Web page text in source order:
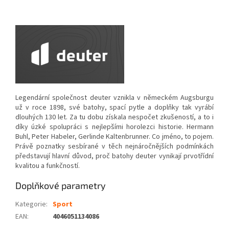
Legendární společnost deuter vznikla v německém Augsburgu
už v roce 1898, své batohy, spací pytle a doplňky tak vyrábí
dlouhých 130 let. Za tu dobu získala nespočet zkušeností, a to i
díky úzké spolupráci s nejlepšími horolezci historie. Hermann
Buhl, Peter Habeler, Gerlinde Kaltenbrunner. Co jméno, to pojem.
Právě poznatky sesbírané v těch nejnáročnějších podmínkách
představují hlavní důvod, proč batohy deuter vynikají prvotřídní
kvalitou a funkčností.
Doplňkové parametry
Kategorie: Sport
EAN: 4046051134086